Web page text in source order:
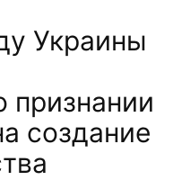
Украины
признании
создание